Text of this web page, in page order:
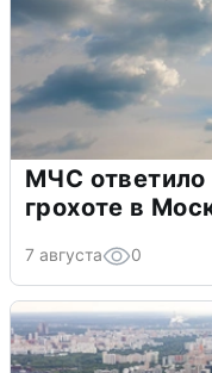
МЧС ответило
грохоте в
7 августа 0